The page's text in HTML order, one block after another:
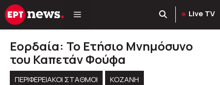
Μετάβαση
σε
Live TV
Εορδαία: Το Ετήσιο Μνημόσυνο
του Καπετάν Φούφα
ΠΕΡΙΦΕΡΕΙΑΚΟΊ ΣΤΑΘΜΟΊ
KOZANH